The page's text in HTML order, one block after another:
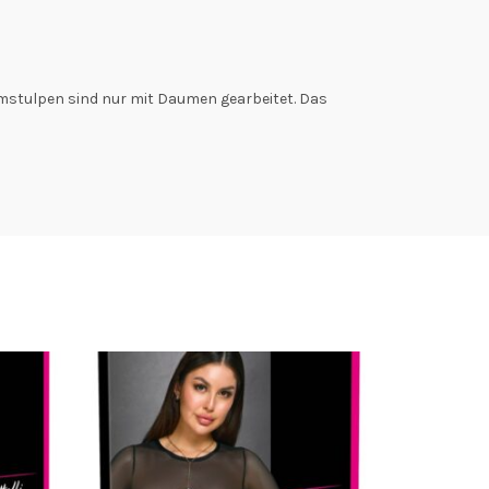
sind nur mit Daumen gearbeitet. Das